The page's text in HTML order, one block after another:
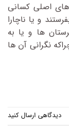
های اصلی کسانی
و یا ناچارا
ها و یا به
نگرانی آن ها
دیدگاهی ارسال کنید